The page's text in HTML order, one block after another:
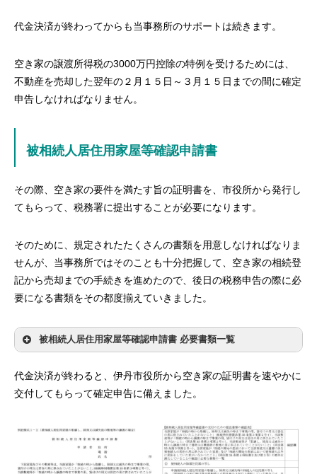
代金決済が終わってからも当事務所のサポートは続きます。
空き家の譲渡所得税の3000万円控除の特例を受けるためには、
不動産を売却した翌年の２月１５日～３月１５日までの間に確定
申告しなければなりません。
被相続人居住用家屋等確認申請書
その際、空き家の要件を満たす旨の証明書を、市役所から発行し
てもらって、税務署に提出することが必要になります。
そのために、規定されたたくさんの書類を用意しなければなりま
せんが、当事務所ではそのことも十分把握して、空き家の相続登
記から売却までの手続きを進めたので、後日の税務申告の際に必
要になる書類をその都度揃えていきました。
被相続人居住用家屋等確認申請書 必要書類一覧
代金決済が終わると、伊丹市役所から空き家の証明書を速やかに
交付してもらって確定申告に備えました。